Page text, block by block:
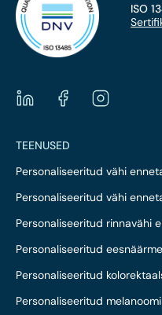
ISO
TEENUSED
Personaliseeritud vähi
Personaliseeritud vähi
Personaliseeritud rinnavähi
Personaliseeritud
Personaliseeritud
Personaliseeritud